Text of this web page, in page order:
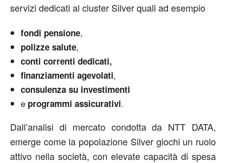
servizi dedicati al cluster Silver quali ad esempio
fondi pensione,
polizze salute,
conti correnti dedicati,
finanziamenti agevolati,
consulenza su investimenti
e programmi assicurativi.
Dall’analisi di mercato condotta da NTT DATA,
emerge come la popolazione Silver giochi un ruolo
attivo nella società, con elevate capacità di spesa